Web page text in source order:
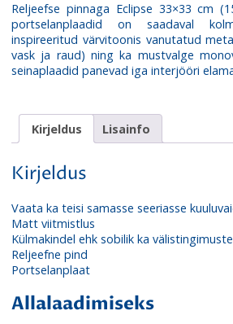
Reljeefse pinnaga Eclipse 33×33 cm
portselanplaadid on saadaval
inspireeritud värvitoonis vanutatud
vask ja raud) ning ka mustvalge
seinaplaadid panevad iga interjööri
Kirjeldus Lisainfo
Kirjeldus
Vaata ka teisi samasse seeriasse
Matt viitmistlus
Külmakindel ehk sobilik ka
Reljeefne pind
Portselanplaat
Allalaadimiseks